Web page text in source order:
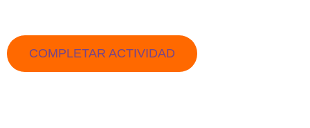
COMPLETAR ACTIVIDAD